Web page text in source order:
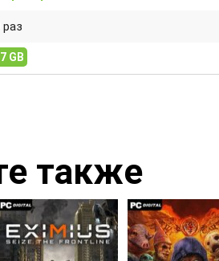
раз
GB
также